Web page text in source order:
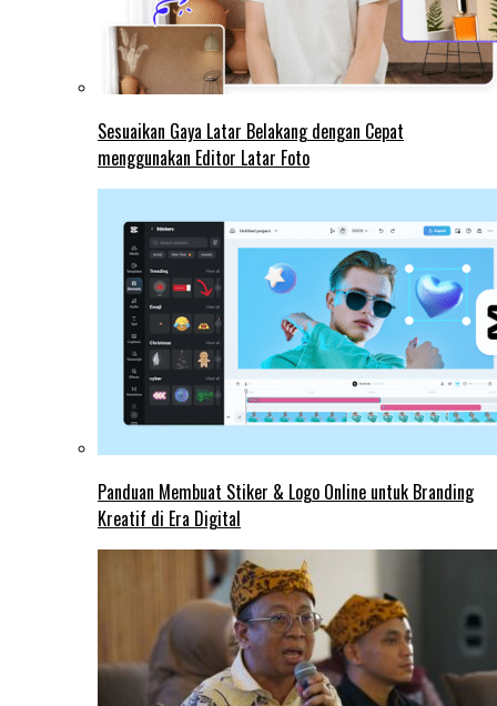
Sesuaikan Gaya Latar Belakang dengan Cepat
menggunakan Editor Latar Foto
Panduan Membuat Stiker & Logo Online untuk Branding
Kreatif di Era Digital